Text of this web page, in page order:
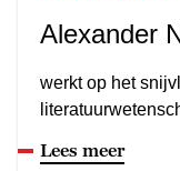
Alexander
werkt op het
Lees meer